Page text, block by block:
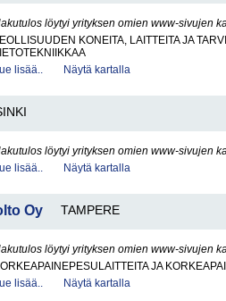
löytyi yrityksen omien www-sivujen
KONEITA, LAITTEITA JA
lisää..
Näytä kartalla
löytyi yrityksen omien www-sivujen
lisää..
Näytä kartalla
Oy TAMPERE
löytyi yrityksen omien www-sivujen
JA
lisää..
Näytä kartalla